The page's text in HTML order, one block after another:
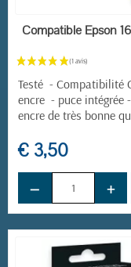
Compatible Epson
Testé - Compatibilité
encre - puce intégrée
encre de très bonne
€ 3,50
− +